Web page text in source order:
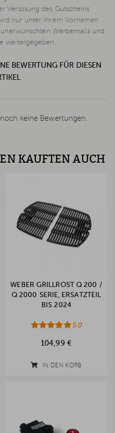
Verlosung des Gutscheins
nur unter Ihrem Vornamen
Werbemails und
weitergegeben.
BEWERTUNG FÜR DIESEN
keine Bewertungen.
KAUFTEN AUCH
WEBER GRILLROST Q 200 /
Q 2000 SERIE, ERSATZTEIL
BIS 2024
5.0
104,99 €
IN DEN KORB